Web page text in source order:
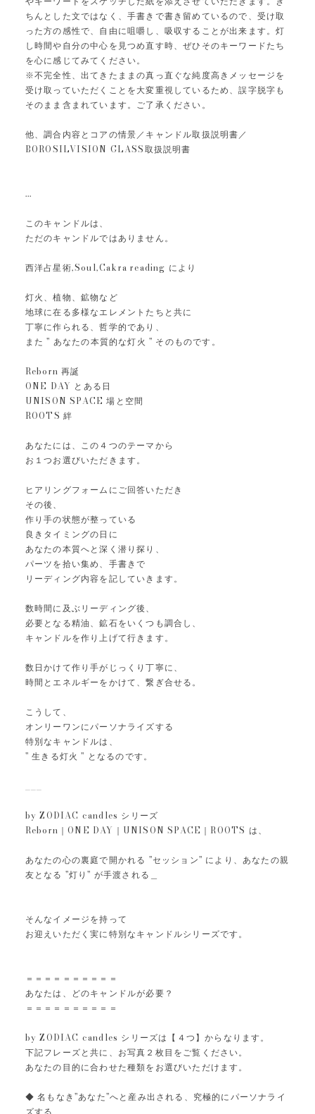
ちんとした文ではなく、手書きで書き留めているので、受け取
った方の感性で、自由に咀嚼し、吸収することが出来ます。灯
し時間や自分の中心を見つめ直す時、ぜひそのキーワードたち
を心に感じてみてください。
※不完全性、出てきたままの真っ直ぐな純度高きメッセージを
受け取っていただくことを大変重視しているため、誤字脱字も
そのまま含まれています。ご了承ください。
他、調合内容とコアの情景／キャンドル取扱説明書／
BOROSILVISION GLASS取扱説明書
...
このキャンドルは、
ただのキャンドルではありません。
西洋占星術,Soul,Cakra reading により
灯火、植物、鉱物など
地球に在る多様なエレメントたちと共に
丁寧に作られる、哲学的であり、
また " あなたの本質的な灯火 " そのものです。
Reborn 再誕
ONE DAY とある日
UNISON SPACE 場と空間
ROOTS 絆
あなたには、この４つのテーマから
お１つお選びいただきます。
ヒアリングフォームにご回答いただき
その後、
作り手の状態が整っている
良きタイミングの日に
あなたの本質へと深く潜り探り、
パーツを拾い集め、手書きで
リーディング内容を記していきます。
数時間に及ぶリーディング後、
必要となる精油、鉱石をいくつも調合し、
キャンドルを作り上げて行きます。
数日かけて作り手がじっくり丁寧に、
時間とエネルギーをかけて、繋ぎ合せる。
こうして、
オンリーワンにパーソナライズする
特別なキャンドルは、
" 生きる灯火 " となるのです。
by ZODIAC candles シリーズ
Reborn｜ONE DAY｜UNISON SPACE｜ROOTS は、
あなたの心の裏庭で開かれる "セッション" により、あなたの親
友となる "灯り" が手渡される＿
そんなイメージを持って
お迎えいただく実に特別なキャンドルシリーズです。
＝＝＝＝＝＝＝＝＝＝
あなたは、どのキャンドルが必要？
＝＝＝＝＝＝＝＝＝＝
by ZODIAC candles シリーズは【４つ】からなります。
下記フレーズと共に、お写真２枚目をご覧ください。
あなたの目的に合わせた種類をお選びいただけます。
◆ 名もなき"あなた"へと産み出される、究極的にパーソナライ
ズする